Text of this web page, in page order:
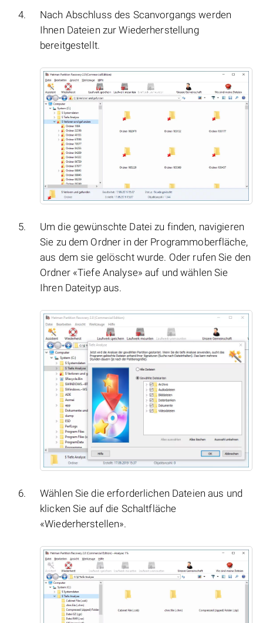
Nach Abschluss des Scanvorgangs werden
Ihnen Dateien zur Wiederherstellung
bereitgestellt.
Um die gewünschte Datei zu finden, navigieren
Sie zu dem Ordner in der Programmoberfläche,
aus dem sie gelöscht wurde. Oder rufen Sie den
Ordner «Tiefe Analyse» auf und wählen Sie
Ihren Dateityp aus.
Wählen Sie die erforderlichen Dateien aus und
klicken Sie auf die Schaltfläche
«Wiederherstellen».